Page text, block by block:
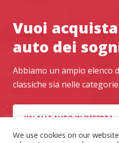
Vuoi
auto dei
Abbiamo un ampio elenco
classiche sia nelle
VAI ALLE AUTO IN OFFERTA
We use cookies on our